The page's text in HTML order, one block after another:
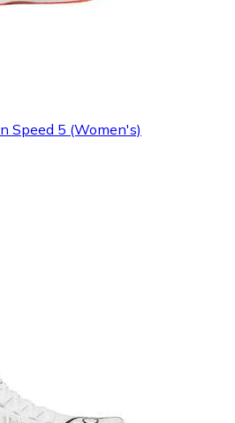
Speed 5 (Women's)